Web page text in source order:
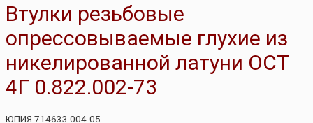
Втулки резьбовые
опрессовываемые глухие из
никелированной латуни ОСТ
4Г 0.822.002-73
ЮПИЯ.714633.004-05